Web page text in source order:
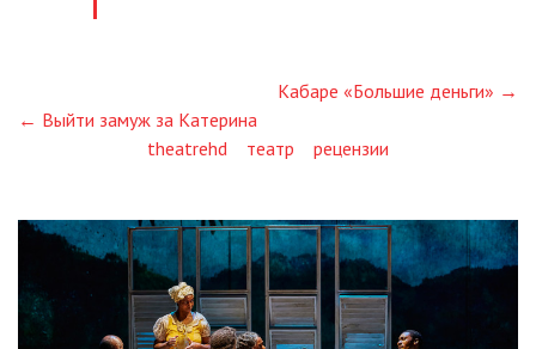
Кабаре «Большие деньги» →
← Выйти замуж за Катерина
theatrehd
театр рецензии